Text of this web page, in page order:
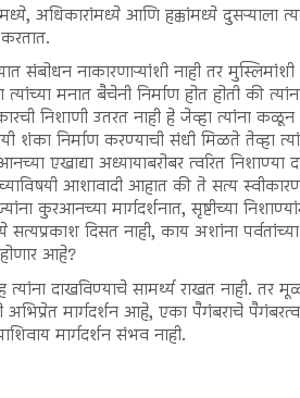
अधिकारांमध्ये आणि हक्कांमध्ये दुसऱ्याला
नाकारणाऱ्यांशी नाही तर
मनात बैचेनी निर्माण होत होती की
निशाणी उतरत नाही हे जेव्हा त्यांना
शंका निर्माण करण्याची संधी मिळते तेव्हा
एखाद्या अध्यायाबरोबर त्वरित निशाण्या
आशावादी आहात की ते सत्य
मार्गदर्शनात, सृष्टीच्या
सत्यप्रकाश दिसत नाही, काय अशांना
आहे?
दाखविण्याचे सामर्थ्य राखत नाही. तर
मार्गदर्शन आहे, एका पैगंबराचे
मार्गदर्शन संभव नाही.